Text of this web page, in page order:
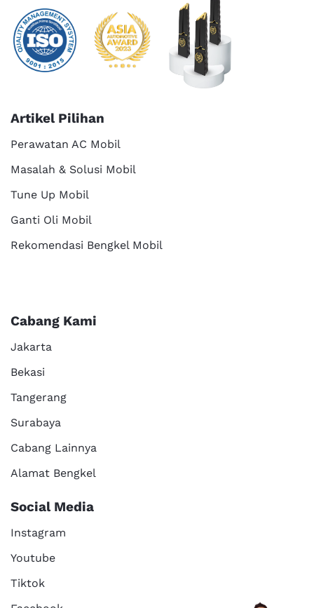
Artikel Pilihan
Perawatan AC Mobil
Masalah & Solusi Mobil
Tune Up Mobil
Ganti Oli Mobil
Rekomendasi Bengkel Mobil
Cabang Kami
Jakarta
Bekasi
Tangerang
Surabaya
Cabang Lainnya
Alamat Bengkel
Social Media
Instagram
Youtube
Tiktok